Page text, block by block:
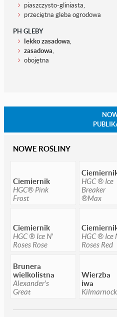
piaszczysto-gliniasta,
przeciętna gleba ogrodowa
PH GLEBY
lekko zasadowa
zasadowa
obojętna
NOWE ROŚLINY
Ciemiernik
HGC® Pink
Frost
HGC ® Ice
Breaker
®Max
Ciemiernik
HGC ® Ice N'
Roses Rose
HGC ® Ice
Roses Red
Brunera
wielkolistna
Alexander's
Great
Wierzba
iwa
Kilmarnock